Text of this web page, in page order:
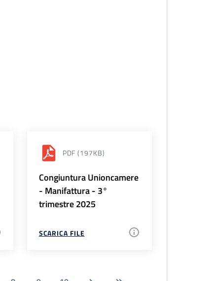
PDF (197KB)
Congiuntura Unioncamere
- Manifattura - 3°
trimestre 2025
SCARICA FILE